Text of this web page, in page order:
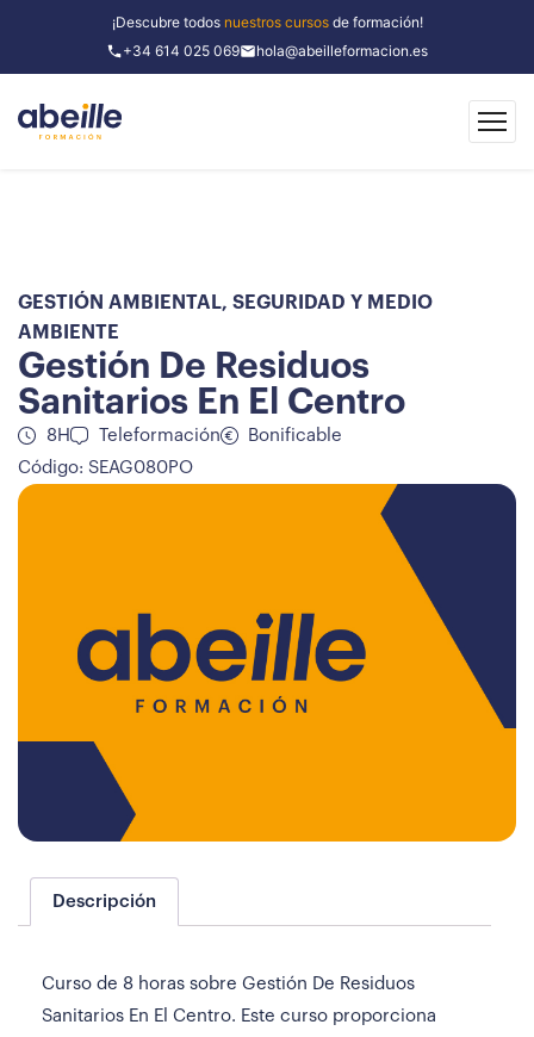
¡Descubre todos nuestros cursosde formación!
+34 614 025 069
hola@abeilleformacion.es
GESTIÓN AMBIENTAL, SEGURIDAD Y MEDIO
AMBIENTE
Gestión De Residuos
Sanitarios En El Centro
8H Teleformación
Bonificable
Código: SEAG080PO
Descripción
Curso de 8 horas sobre Gestión De Residuos
Sanitarios En El Centro. Este curso proporciona